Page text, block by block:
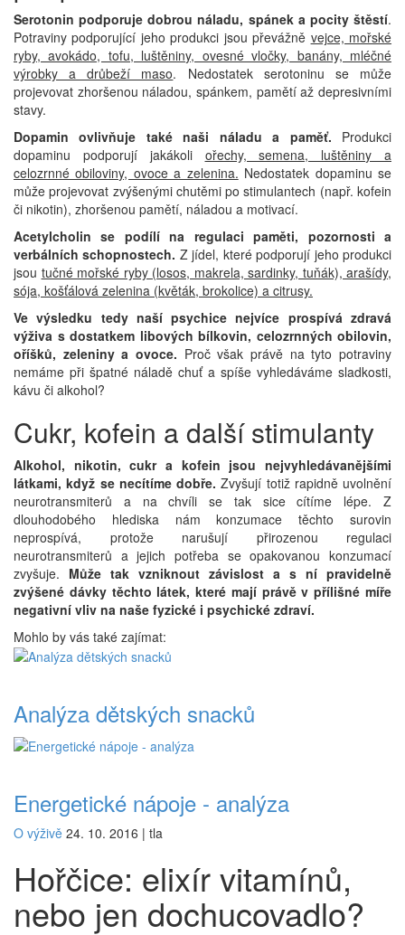
Serotonin podporuje dobrou náladu, spánek a pocity štěstí.
Potraviny podporující jeho produkci jsou převážně vejce, mořské
ryby, avokádo, tofu, luštěniny, ovesné vločky, banány, mléčné
výrobky a drůbeží maso. Nedostatek serotoninu se může
projevovat zhoršenou náladou, spánkem, pamětí až depresivními
stavy.
Dopamin ovlivňuje také naši náladu a paměť. Produkci
dopaminu podporují jakákoli ořechy, semena, luštěniny a
celozrnné obiloviny, ovoce a zelenina. Nedostatek dopaminu se
může projevovat zvýšenými chutěmi po stimulantech (např. kofein
či nikotin), zhoršenou pamětí, náladou a motivací.
Acetylcholin se podílí na regulaci paměti, pozornosti a
verbálních schopnostech. Z jídel, které podporují jeho produkci
jsou tučné mořské ryby (losos, makrela, sardinky, tuňák), arašídy,
sója, košťálová zelenina (květák, brokolice) a citrusy.
Ve výsledku tedy naší psychice nejvíce prospívá zdravá
výživa s dostatkem libových bílkovin, celozrnných obilovin,
oříšků, zeleniny a ovoce. Proč však právě na tyto potraviny
nemáme při špatné náladě chuť a spíše vyhledáváme sladkosti,
kávu či alkohol?
Cukr, kofein a další stimulanty
Alkohol, nikotin, cukr a kofein jsou nejvyhledávanějšími
látkami, když se necítíme dobře. Zvyšují totiž rapidně uvolnění
neurotransmiterů a na chvíli se tak sice cítíme lépe. Z
dlouhodobého hlediska nám konzumace těchto surovin
neprospívá, protože narušují přirozenou regulaci
neurotransmiterů a jejich potřeba se opakovanou konzumací
zvyšuje. Může tak vzniknout závislost a s ní pravidelně
zvýšené dávky těchto látek, které mají právě v přílišné míře
negativní vliv na naše fyzické i psychické zdraví.
Mohlo by vás také zajímat:
Analýza dětských snacků
Energetické nápoje - analýza
O výživě 24. 10. 2016 | tla
Hořčice: elixír vitamínů,
nebo jen dochucovadlo?